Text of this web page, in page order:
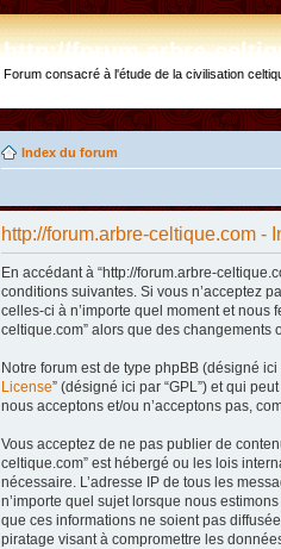
http://forum.arbre-
Forum consacré à l'étude de la civilisation
Index du forum
http://forum.arbre-celtique.com -
En accédant à “http://forum.arbre-
conditions suivantes. Si vous n’acceptez
celles-ci à n’importe quel moment et nous
celtique.com” alors que des changements
Notre forum est de type phpBB (désigné ici
License” (désigné ici par “GPL”) et qui
nous acceptons et/ou n’acceptons pas,
Vous acceptez de ne pas publier de
celtique.com” est hébergé ou les lois
nécessaire. L’adresse IP de tous les
n’importe quel sujet lorsque nous
que ces informations ne soient pas
piratage visant à compromettre les